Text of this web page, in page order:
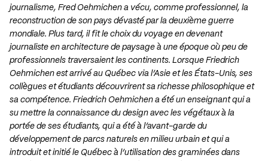
journalisme, Fred Oehmichen a vécu, comme professionnel, la
reconstruction de son pays dévasté par la deuxième guerre
mondiale. Plus tard, il fit le choix du voyage en devenant
journaliste en architecture de paysage à une époque où peu de
professionnels traversaient les continents. Lorsque Friedrich
Oehmichen est arrivé au Québec via l’Asie et les États-Unis, ses
collègues et étudiants découvrirent sa richesse philosophique et
sa compétence. Friedrich Oehmichen a été un enseignant qui a
su mettre la connaissance du design avec les végétaux à la
portée de ses étudiants, qui a été à l’avant-garde du
développement de parcs naturels en milieu urbain et qui a
introduit et initié le Québec à l’utilisation des graminées dans